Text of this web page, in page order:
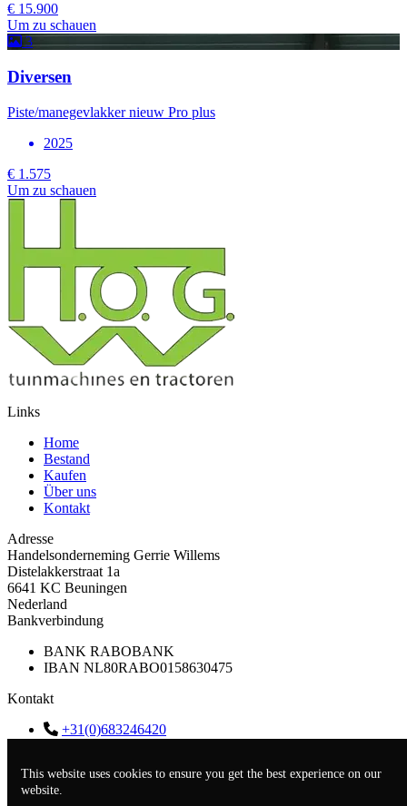
This website uses cookies to ensure you get the best experience on our
website.
€ 15.900
Um zu schauen
3
Diversen
Piste/manegevlakker nieuw Pro plus
2025
€ 1.575
Um zu schauen
Links
Home
Bestand
Kaufen
Über uns
Kontakt
Adresse
Handelsonderneming Gerrie Willems
Distelakkerstraat 1a
6641 KC Beuningen
Nederland
Bankverbindung
BANK RABOBANK
IBAN NL80RABO0158630475
Kontakt
+31(0)683246420
BTWNL001884433B44